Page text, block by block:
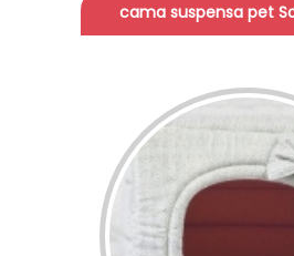
cama suspensa pet